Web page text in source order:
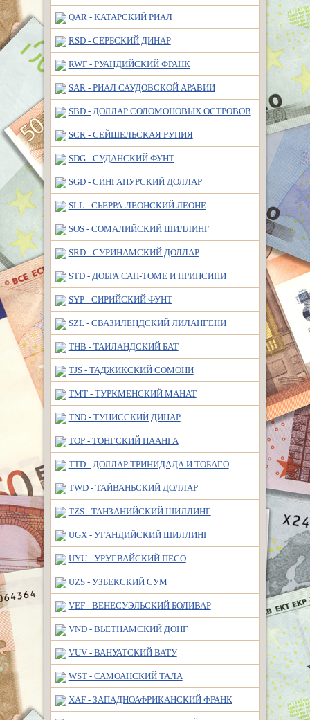
QAR - КАТАРСКИЙ РИАЛ
RSD - СЕРБСКИЙ ДИНАР
RWF - РУАНДИЙСКИЙ ФРАНК
SAR - РИАЛ САУДОВСКОЙ АРАВИИ
SBD - ДОЛЛАР СОЛОМОНОВЫХ ОСТРОВОВ
SCR - СЕЙШЕЛЬСКАЯ РУПИЯ
SDG - СУДАНСКИЙ ФУНТ
SGD - СИНГАПУРСКИЙ ДОЛЛАР
SLL - СЬЕРРА-ЛЕОНСКИЙ ЛЕОНЕ
SOS - СОМАЛИЙСКИЙ ШИЛЛИНГ
SRD - СУРИНАМСКИЙ ДОЛЛАР
STD - ДОБРА САН-ТОМЕ И ПРИНСИПИ
SYP - СИРИЙСКИЙ ФУНТ
SZL - СВАЗИЛЕНДСКИЙ ЛИЛАНГЕНИ
THB - ТАИЛАНДСКИЙ БАТ
TJS - ТАДЖИКСКИЙ СОМОНИ
TMT - ТУРКМЕНСКИЙ МАНАТ
TND - ТУНИССКИЙ ДИНАР
TOP - ТОНГСКИЙ ПААНГА
TTD - ДОЛЛАР ТРИНИДАДА И ТОБАГО
TWD - ТАЙВАНЬСКИЙ ДОЛЛАР
TZS - ТАНЗАНИЙСКИЙ ШИЛЛИНГ
UGX - УГАНДИЙСКИЙ ШИЛЛИНГ
UYU - УРУГВАЙСКИЙ ПЕСО
UZS - УЗБЕКСКИЙ СУМ
VEF - ВЕНЕСУЭЛЬСКИЙ БОЛИВАР
VND - ВЬЕТНАМСКИЙ ДОНГ
VUV - ВАНУАТСКИЙ ВАТУ
WST - САМОАНСКИЙ ТАЛА
XAF - ЗАПАДНОАФРИКАНСКИЙ ФРАНК